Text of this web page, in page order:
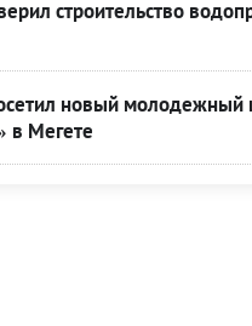
строительство
новый молодежный
в Мегете